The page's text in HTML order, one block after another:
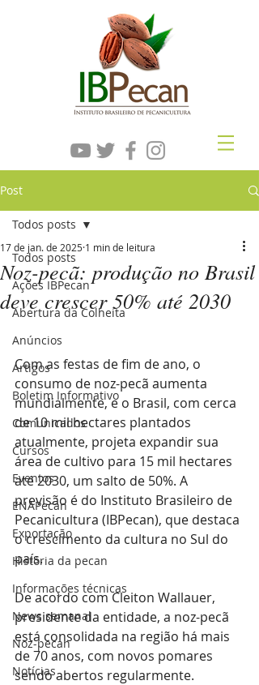
Post
Todos posts
Ações IBPecan
Abertura da Colheita
Anúncios
Artigos
Boletim Informativo
Comunicados
Cursos
Eventos
ENAPecan
Exportação
História da pecan
Informações técnicas
News semanal
Noz-pecan
Notícias
Todos posts
Noz-pecã: produção no Brasil
deve crescer 50% até 2030
17 de jan. de 2025 1 min de leitura
Com as festas de fim de ano, o
consumo de noz-pecã aumenta
mundialmente, e o Brasil, com cerca
de 10 mil hectares plantados
atualmente, projeta expandir sua
área de cultivo para 15 mil hectares
até 2030, um salto de 50%. A
previsão é do Instituto Brasileiro de
Pecanicultura (IBPecan), que destaca
o crescimento da cultura no Sul do
país.
De acordo com Cleiton Wallauer,
presidente da entidade, a noz-pecã
está consolidada na região há mais
de 70 anos, com novos pomares
sendo abertos regularmente.